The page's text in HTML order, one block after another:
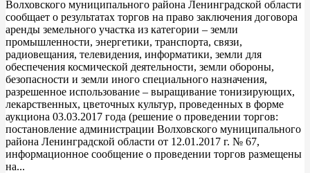
Волховского муниципального района Ленинградской области
сообщает о результатах торгов на право заключения договора
аренды земельного участка из категории – земли
промышленности, энергетики, транспорта, связи,
радиовещания, телевидения, информатики, земли для
обеспечения космической деятельности, земли обороны,
безопасности и земли иного специального назначения,
разрешенное использование – выращивание тонизирующих,
лекарственных, цветочных культур, проведенных в форме
аукциона 03.03.2017 года (решение о проведении торгов:
постановление администрации Волховского муниципального
района Ленинградской области от 12.01.2017 г. № 67,
информационное сообщение о проведении торгов размещены
на...